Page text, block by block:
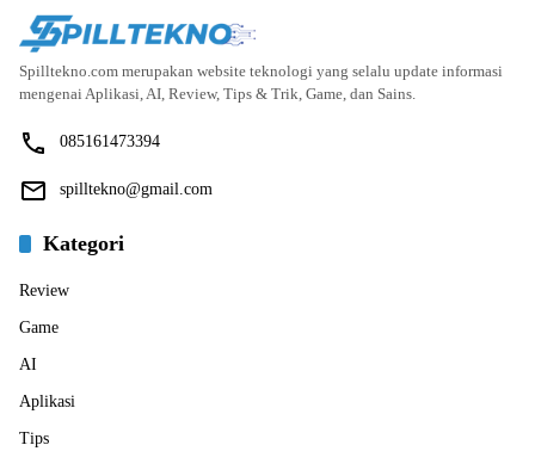
Spilltekno.com merupakan website teknologi yang selalu update informasi
mengenai Aplikasi, AI, Review, Tips & Trik, Game, dan Sains.
085161473394
spilltekno@gmail.com
Kategori
Review
Game
AI
Aplikasi
Tips